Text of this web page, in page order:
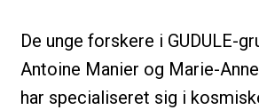
De unge forskere i GUDULE-
Antoine Manier og Marie-
har specialiseret sig i